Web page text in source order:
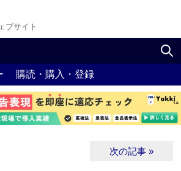
ブサイト
購読・購入・登録
次の記事 »